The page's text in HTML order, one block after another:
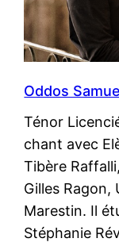
Oddos
Ténor
chant avec
Tibère
Gilles Ragon,
Marestin. Il
Stéphanie